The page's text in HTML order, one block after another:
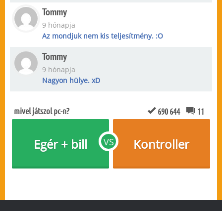
Tommy
9 hónapja
Az mondjuk nem kis teljesítmény. :O
Tommy
9 hónapja
Nagyon hülye. xD
mivel játszol pc-n? 690 644 11
VS
Egér + bill Kontroller